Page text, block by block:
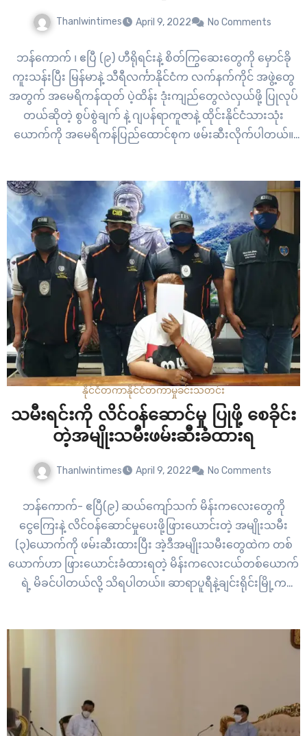
Thanlwintimes April 9, 2022 No Comments
ဘန်ကောက် ၊ ဧပြီ (၉) ဟီရိုရင်းနဲ့ စိတ်ကြွဆေးတွေကို မှောင်ခို
ကူးသန်းပြီး မြန်မာနဲ့ သီရီလင်္ကာနိုင်ငံက လက်နက်ကိုင် အဖွဲ့တွေ
အတွက် အမေရိကန်ထုတ် ပဲ့ထိန်း ဒုံးကျည်တွေလဲလှယ်ဖို့ ပြုလုပ်
တယ်ဆိုတဲ့ စွပ်စွဲချက် နဲ့ ဂျပန်ရာကူဇာနဲ့ ထိုင်းနိုင်ငံသားသုံး
ယောက်ကို အမေရိကန်ပြည်ထောင်စုက ဖမ်းဆီးလိုက်ပါတယ်။
ငွေကြေးခဝါချမှုတွေကြောင့် နယူးယောက်မြို့ထဲမှာ ဖမ်းဆီးခံခဲ့ရ
တာပါ။…
နိုင်ငံတကာနိုင်ငံတကာမှုခင်းသတင်း
သမီးရင်းကို လိင်ဝန်ဆောင်မှု ပြုဖို့ စေခိုင်း
တဲ့အမျိုးသမီးဖမ်းဆီးခံထားရ
Thanlwintimes April 9, 2022 No Comments
ဘန်ကောက်- ဧပြီ(၉) ဆယ်ကျော်သက် မိန်းကလေးတွေကို
ငွေကြေးနဲ့ လိင်ဝန်ဆောင်မှုပေးဖို့ဖြားယောင်းတဲ့ အမျိုးသမီး
(၃)ယောက်ကို ဖမ်းဆီးထားပြီး အဲ့ဒီအမျိုးသမီးတွေထဲက တစ်
ယောက်ဟာ ဖြားယောင်းခံထားရတဲ့ မိန်းကလေးငယ်တစ်ယောက်
ရဲ့ မိခင်ပါတယ်လို့ သိရပါတယ်။ ဆာရာပူရီနဲ့ချင်းရိုင်းမြို့က
က ရဲတပ်ဖွဲ့ဝင်တွေက ဝင်ရောက်ဖမ်းဆီး ချိန်မှာ သူတို့ကိုဖမ်းမိခဲ့